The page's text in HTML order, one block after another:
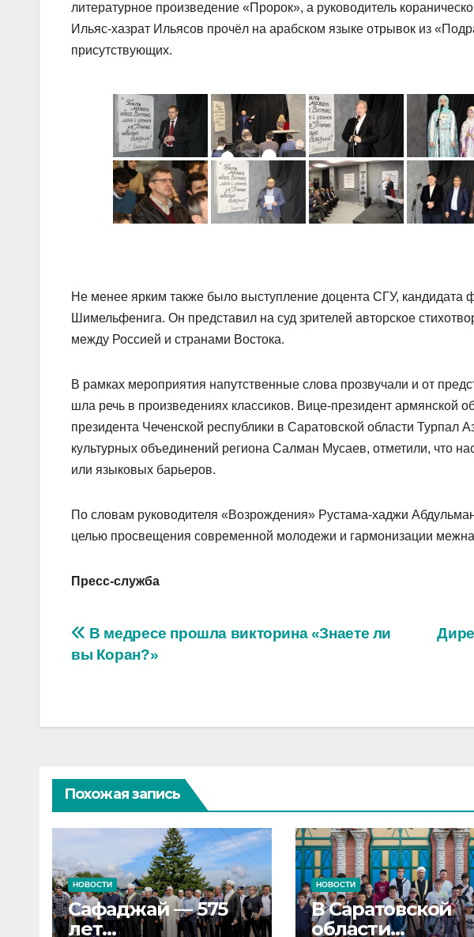
литературное произведение «Пророк», а руководитель
Ильяс-хазрат Ильясов прочёл на арабском языке отрывок из
присутствующих.
Не менее ярким также было выступление доцента СГУ, кандидата
Шимельфенига. Он представил на суд зрителей авторское
между Россией и странами Востока.
В рамках мероприятия напутственные слова прозвучали и от
шла речь в произведениях классиков. Вице-президент армянской
президента Чеченской республики в Саратовской области Турпал
культурных объединений региона Салман Мусаев, отметили, что
или языковых барьеров.
По словам руководителя «Возрождения» Рустама-хаджи
целью просвещения современной молодежи и гармонизации
Пресс-служба
Навигация
В медресе прошла викторина «Знаете ли
вы Коран?»
Похожая запись
НОВОСТИ
Сафаджай — 575
лет
НОВОСТИ
В Саратовской
области